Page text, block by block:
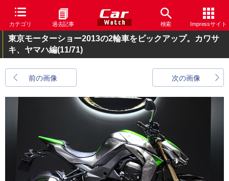
カテゴリ 過去記事 検索 Impressサイト
東京モーターショー2013の2輪車をピックアップ。カワサ
キ、ヤマハ編(11/71)
前の画像 次の画像